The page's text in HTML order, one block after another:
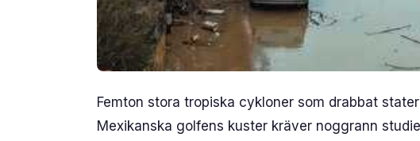
Femton stora tropiska cykloner som drabbat
Mexikanska golfens kuster kräver noggrann